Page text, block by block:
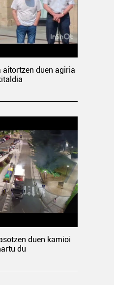
duen agiria
duen kamioi
du